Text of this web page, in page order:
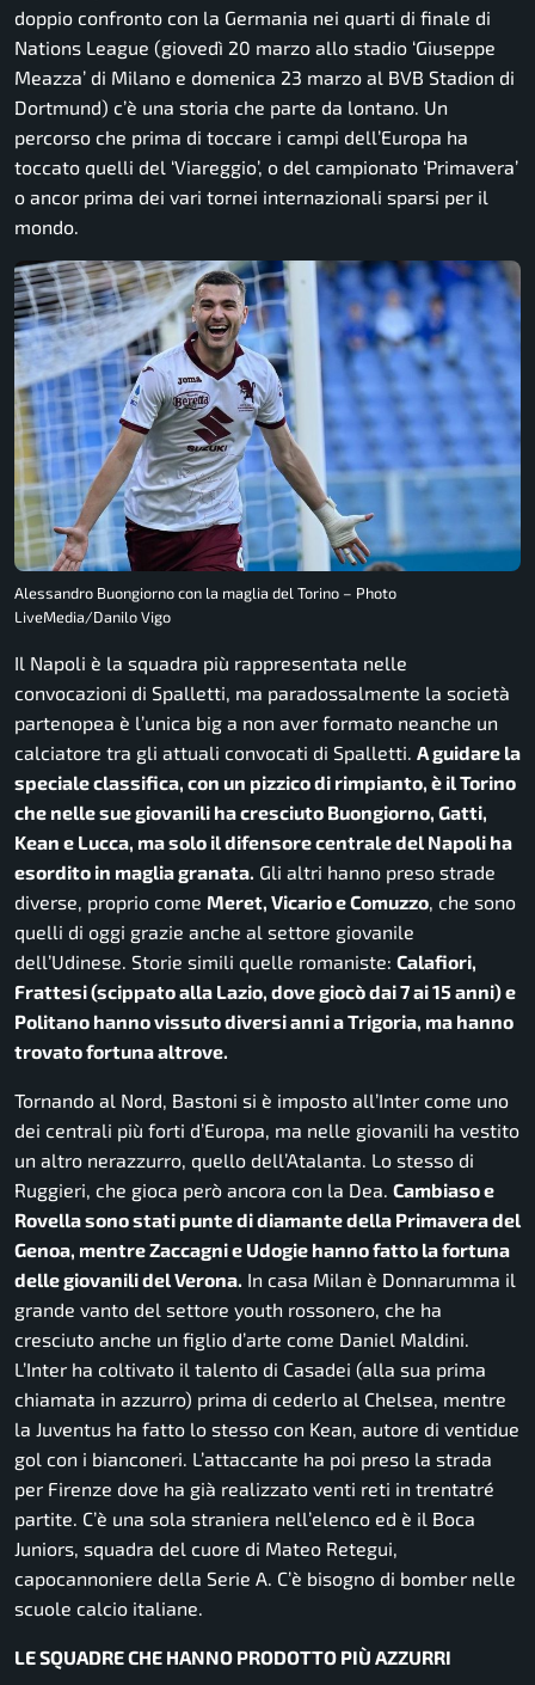
doppio confronto con la Germania nei quarti di finale di
Nations League (giovedì 20 marzo allo stadio ‘Giuseppe
Meazza’ di Milano e domenica 23 marzo al BVB Stadion di
Dortmund) c’è una storia che parte da lontano. Un
percorso che prima di toccare i campi dell’Europa ha
toccato quelli del ‘Viareggio’, o del campionato ‘Primavera’
o ancor prima dei vari tornei internazionali sparsi per il
mondo.
Alessandro Buongiorno con la maglia del Torino – Photo
LiveMedia/Danilo Vigo
Il Napoli è la squadra più rappresentata nelle
convocazioni di Spalletti, ma paradossalmente la società
partenopea è l’unica big a non aver formato neanche un
calciatore tra gli attuali convocati di Spalletti. A guidare la
speciale classifica, con un pizzico di rimpianto, è il Torino
che nelle sue giovanili ha cresciuto Buongiorno, Gatti,
Kean e Lucca, ma solo il difensore centrale del Napoli ha
esordito in maglia granata. Gli altri hanno preso strade
diverse, proprio come Meret, Vicario e Comuzzo, che sono
quelli di oggi grazie anche al settore giovanile
dell’Udinese. Storie simili quelle romaniste: Calafiori,
Frattesi (scippato alla Lazio, dove giocò dai 7 ai 15 anni) e
Politano hanno vissuto diversi anni a Trigoria, ma hanno
trovato fortuna altrove.
Tornando al Nord, Bastoni si è imposto all’Inter come uno
dei centrali più forti d’Europa, ma nelle giovanili ha vestito
un altro nerazzurro, quello dell’Atalanta. Lo stesso di
Ruggieri, che gioca però ancora con la Dea. Cambiaso e
Rovella sono stati punte di diamante della Primavera del
Genoa, mentre Zaccagni e Udogie hanno fatto la fortuna
delle giovanili del Verona. In casa Milan è Donnarumma il
grande vanto del settore youth rossonero, che ha
cresciuto anche un figlio d’arte come Daniel Maldini.
L’Inter ha coltivato il talento di Casadei (alla sua prima
chiamata in azzurro) prima di cederlo al Chelsea, mentre
la Juventus ha fatto lo stesso con Kean, autore di ventidue
gol con i bianconeri. L’attaccante ha poi preso la strada
per Firenze dove ha già realizzato venti reti in trentatré
partite. C’è una sola straniera nell’elenco ed è il Boca
Juniors, squadra del cuore di Mateo Retegui,
capocannoniere della Serie A. C’è bisogno di bomber nelle
scuole calcio italiane.
LE SQUADRE CHE HANNO PRODOTTO PIÙ AZZURRI